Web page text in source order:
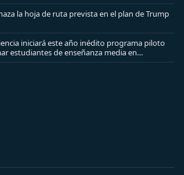
la hoja de ruta prevista en el plan de Trump
iniciará este año inédito programa piloto
estudiantes de enseñanza media en